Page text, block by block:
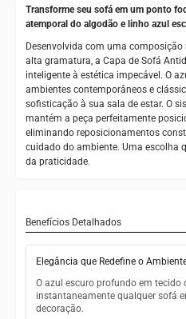
Transforme seu sofá em um ponto
atemporal do algodão e linho azul
Desenvolvida com uma
alta gramatura, a Capa de Sofá
inteligente à estética impecável. O
ambientes contemporâneos e
sofisticação à sua sala de estar. O
mantém a peça perfeitamente
eliminando reposicionamentos
cuidado do ambiente. Uma escolha
da praticidade.
Benefícios Detalhados
Elegância que Redefine o
O azul escuro profundo em
instantaneamente qualquer sofá
decoração.